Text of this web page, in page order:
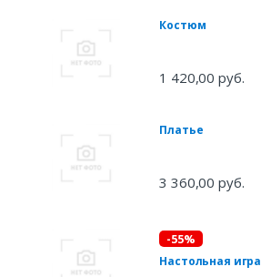
Костюм
1 420,00 руб.
Платье
3 360,00 руб.
-55%
Настольная игра